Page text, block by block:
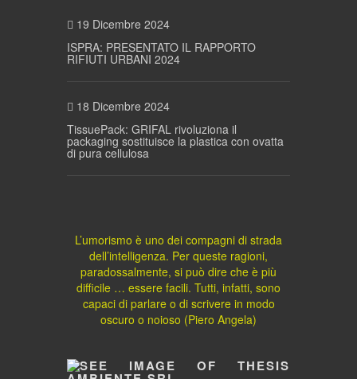
19 Dicembre 2024
ISPRA: PRESENTATO IL RAPPORTO
RIFIUTI URBANI 2024
18 Dicembre 2024
TissuePack: GRIFAL rivoluziona il
packaging sostituisce la plastica con ovatta
di pura cellulosa
L’umorismo è uno dei compagni di strada
dell’intelligenza. Per queste ragioni,
paradossalmente, si può dire che è più
difficile … essere facili. Tutti, infatti, sono
capaci di parlare o di scrivere in modo
oscuro o noioso (Piero Angela)